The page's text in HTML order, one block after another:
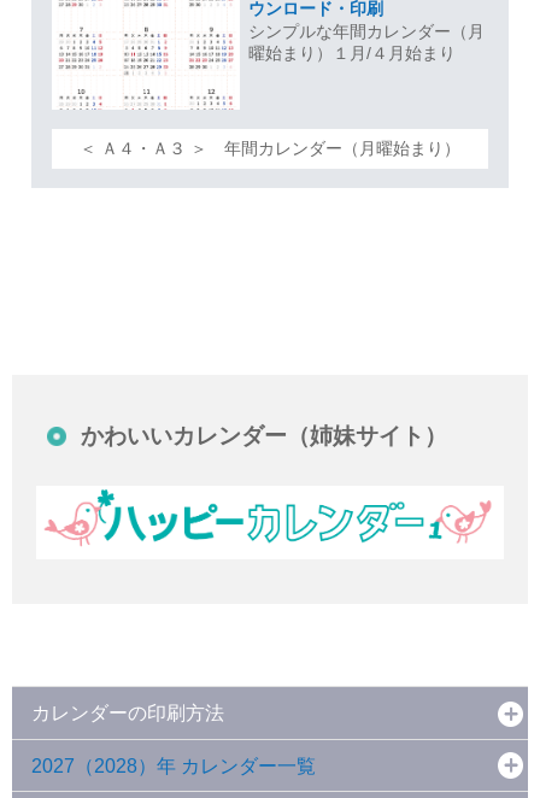
ウンロード・印刷
シンプルな年間カレンダー（月
曜始まり）１月/４月始まり
＜ Ａ４・Ａ３ ＞ 年間カレンダー（月曜始まり）
かわいいカレンダー（姉妹サイト）
カレンダーの印刷方法
2027（2028）年 カレンダー一覧